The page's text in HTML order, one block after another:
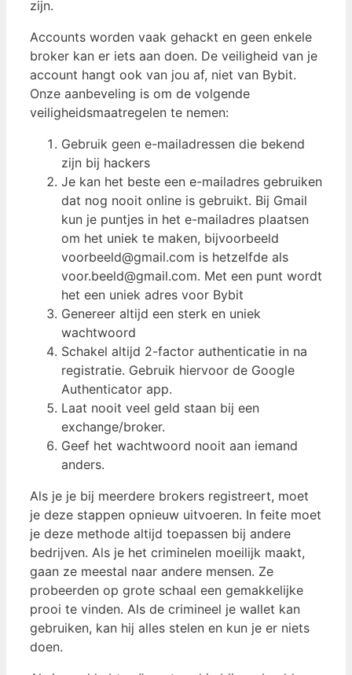
zijn.
Accounts worden vaak gehackt en geen enkele
broker kan er iets aan doen. De veiligheid van je
account hangt ook van jou af, niet van Bybit.
Onze aanbeveling is om de volgende
veiligheidsmaatregelen te nemen:
Gebruik geen e-mailadressen die bekend
zijn bij hackers
Je kan het beste een e-mailadres gebruiken
dat nog nooit online is gebruikt. Bij Gmail
kun je puntjes in het e-mailadres plaatsen
om het uniek te maken, bijvoorbeeld
voorbeeld@gmail.com is hetzelfde als
voor.beeld@gmail.com. Met een punt wordt
het een uniek adres voor Bybit
Genereer altijd een sterk en uniek
wachtwoord
Schakel altijd 2-factor authenticatie in na
registratie. Gebruik hiervoor de Google
Authenticator app.
Laat nooit veel geld staan bij een
exchange/broker.
Geef het wachtwoord nooit aan iemand
anders.
Als je je bij meerdere brokers registreert, moet
je deze stappen opnieuw uitvoeren. In feite moet
je deze methode altijd toepassen bij andere
bedrijven. Als je het criminelen moeilijk maakt,
gaan ze meestal naar andere mensen. Ze
probeerden op grote schaal een gemakkelijke
prooi te vinden. Als de crimineel je wallet kan
gebruiken, kan hij alles stelen en kun je er niets
doen.